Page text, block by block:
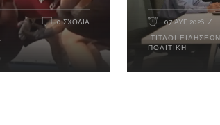
0 ΣΧΌΛΙΑ 07 ΑΥΓ 2026
ΤΊΤΛΟΙ ΕΙΔΉΣΕΩΝ
ΠΟΛΙΤΙΚΉ